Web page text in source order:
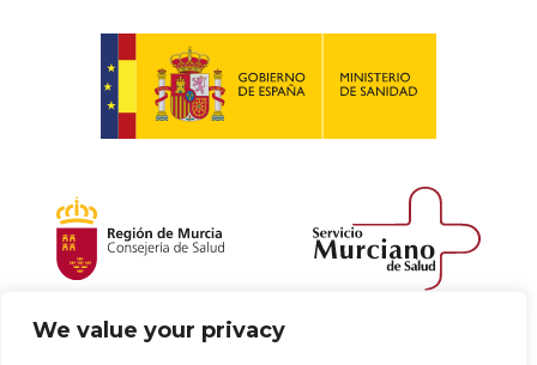
We value your privacy